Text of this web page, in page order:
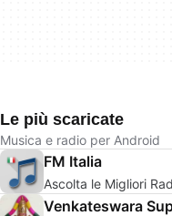
Le più scaricate
Musica e radio per Android
FM Italia
Ascolta le Migliori
Venkateswara